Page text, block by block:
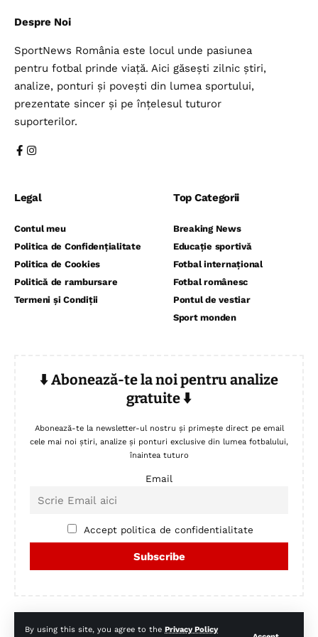
By using this site, you agree to the Privacy Policy
Despre Noi
SportNews România este locul unde pasiunea
pentru fotbal prinde viață. Aici găsești zilnic știri,
analize, ponturi și povești din lumea sportului,
prezentate sincer și pe înțelesul tuturor
suporterilor.
Legal
Contul meu
Politica de Confidențialitate
Politica de Cookies
Politică de rambursare
Termeni și Condiții
Top Categorii
Breaking News
Educație sportivă
Fotbal internațional
Fotbal românesc
Pontul de vestiar
Sport monden
⬇️ Abonează-te la noi pentru analize
gratuite ⬇️
Abonează-te la newsletter-ul nostru și primește direct pe email
cele mai noi știri, analize și ponturi exclusive din lumea fotbalului,
înaintea tuturo
Email
Accept politica de confidentialitate